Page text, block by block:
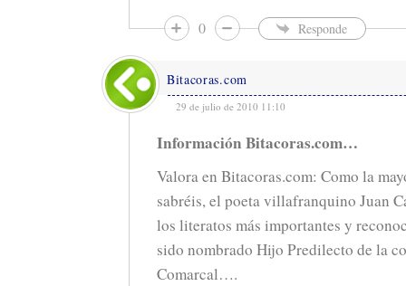
0 Responde
Bitacoras.com
29 de julio de 2010 11:10
Información Bitacoras.com…
Valora en Bitacoras.com: Como la
sabréis, el poeta villafranquino Juan
los literatos más importantes y
sido nombrado Hijo Predilecto de la
Comarcal….